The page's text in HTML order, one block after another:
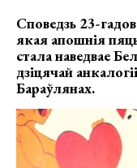
Споведзь 23-
якая апошнія
стала наведвае
дзіцячай
Бараўлянах.